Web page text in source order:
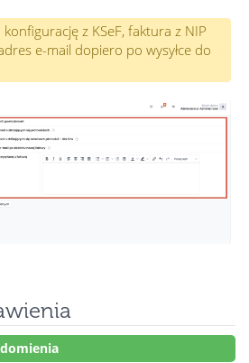
konfigurację z KSeF, faktura z NIP
e-mail dopiero po wysyłce do